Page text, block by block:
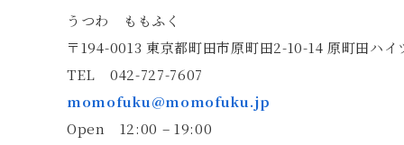
うつわ ももふく
〒194-0013 東京都町田市原町田2-10-14 原町田ハイ
TEL 042-727-7607
momofuku@momofuku.jp
Open 12:00 – 19:00